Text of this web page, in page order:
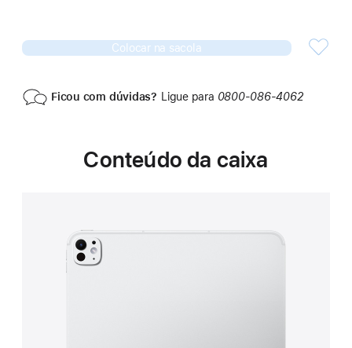
Colocar na sacola
Ficou com dúvidas? Ligue para 0800‑086‑4062
Conteúdo da caixa